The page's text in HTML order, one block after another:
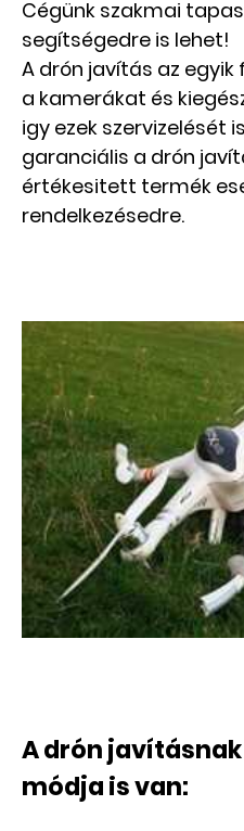
Cégünk szakmai
segítségedre is lehet!
A drón javítás az
a kamerákat és
igy ezek szervizelését
garanciális a drón
értékesitett termék
rendelkezésedre.
A drón
módja is van: